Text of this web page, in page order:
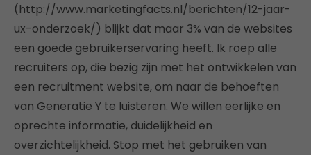
(http://www.marketingfacts.nl/berichten/12-jaar-
ux-onderzoek/) blijkt dat maar 3% van de websites
een goede gebruikerservaring heeft. Ik roep alle
recruiters op, die bezig zijn met het ontwikkelen van
een recruitment website, om naar de behoeften
van Generatie Y te luisteren. We willen eerlijke en
oprechte informatie, duidelijkheid en
overzichtelijkheid. Stop met het gebruiken van